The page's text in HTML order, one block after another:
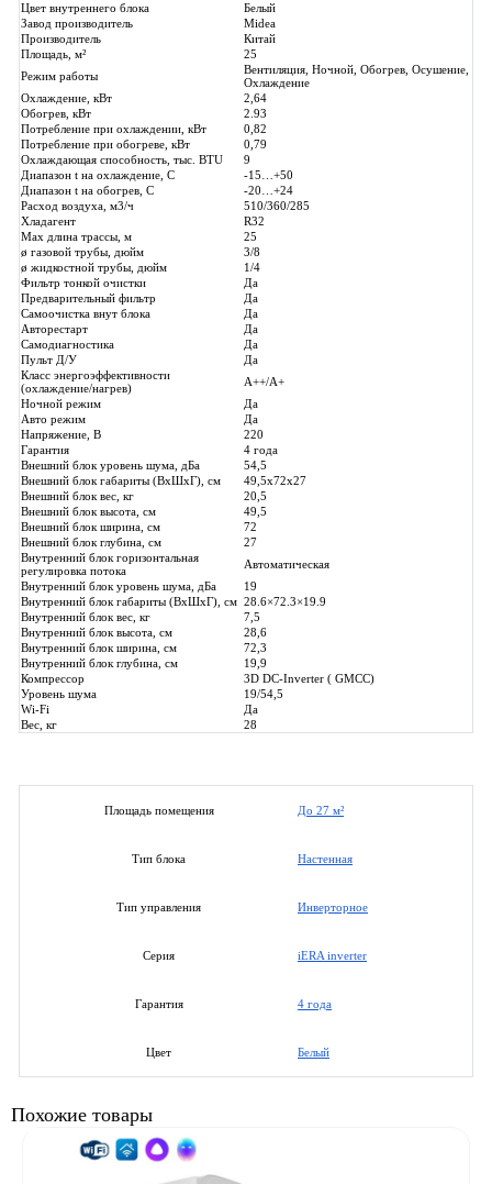
Цвет внутреннего блока
Белый
Завод производитель
Midea
Производитель
Китай
Площадь, м²
25
Режим работы
Вентиляция, Ночной, Обогрев, Осушение,
Охлаждение
Охлаждение, кВт
2,64
Обогрев, кВт
2.93
Потребление при охлаждении, кВт
0,82
Потребление при обогреве, кВт
0,79
Охлаждающая способность, тыс. BTU
9
Диапазон t на охлаждение, С
-15…+50
Диапазон t на обогрев, С
-20…+24
Расход воздуха, м3/ч
510/360/285
Хладагент
R32
Max длина трассы, м
25
ø газовой трубы, дюйм
3/8
ø жидкостной трубы, дюйм
1/4
Фильтр тонкой очистки
Да
Предварительный фильтр
Да
Самоочистка внут блока
Да
Авторестарт
Да
Самодиагностика
Да
Пульт Д/У
Да
Класс энергоэффективности
(охлаждение/нагрев)
А++/А+
Ночной режим
Да
Авто режим
Да
Напряжение, В
220
Гарантия
4 года
Внешний блок уровень шума, дБа
54,5
Внешний блок габариты (ВхШхГ), см
49,5x72x27
Внешний блок вес, кг
20,5
Внешний блок высота, см
49,5
Внешний блок ширина, см
72
Внешний блок глубина, см
27
Внутренний блок горизонтальная
регулировка потока
Автоматическая
Внутренний блок уровень шума, дБа
19
Внутренний блок габариты (ВхШхГ), см 28.6×72.3×19.9
Внутренний блок вес, кг
7,5
Внутренний блок высота, см
28,6
Внутренний блок ширина, см
72,3
Внутренний блок глубина, см
19,9
Компрессор
3D DC-Inverter ( GMCC)
Уровень шума
19/54,5
Wi-Fi
Да
Вес, кг
28
Площадь помещения До 27 м²
Тип блока Настенная
Тип управления Инверторное
Серия iERA inverter
Гарантия 4 года
Цвет Белый
Похожие товары